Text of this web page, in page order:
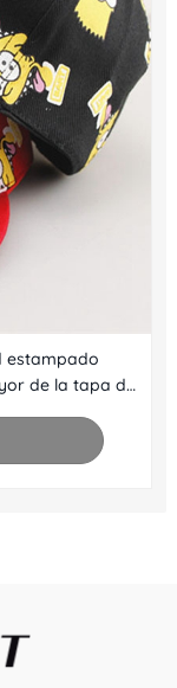
estampado
de la tapa del